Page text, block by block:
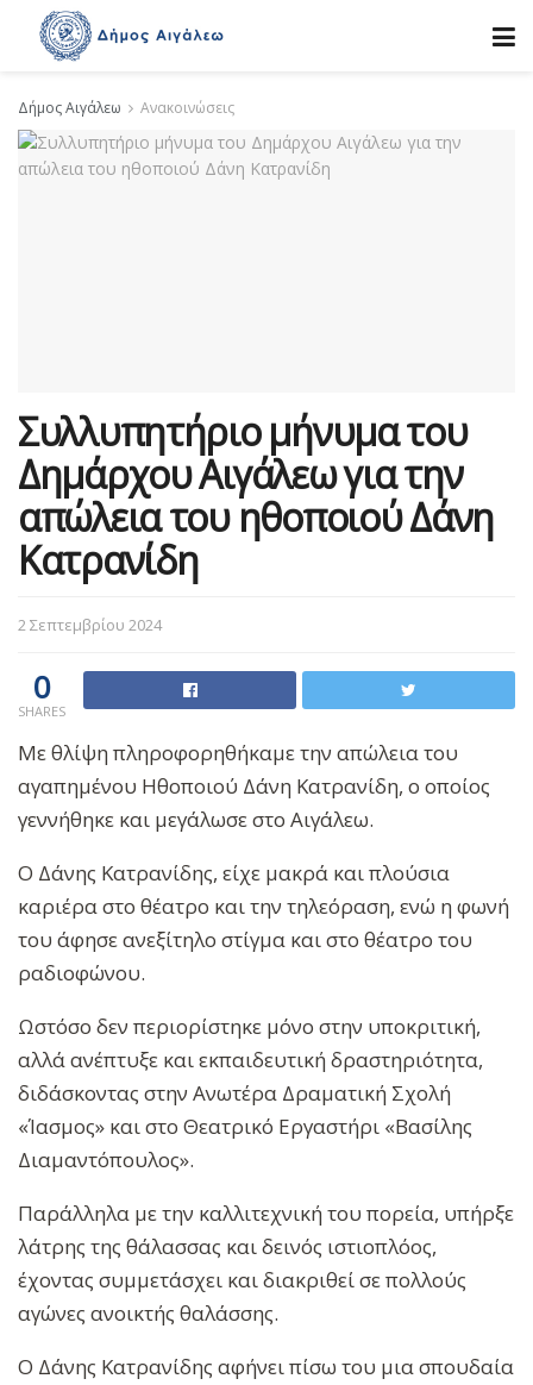
Δήμος Αιγάλεω Ανακοινώσεις
Συλλυπητήριο μήνυμα του
Δημάρχου Αιγάλεω για την
απώλεια του ηθοποιού Δάνη
Κατρανίδη
2 Σεπτεμβρίου 2024
0
SHARES
Με θλίψη πληροφορηθήκαμε την απώλεια του
αγαπημένου Ηθοποιού Δάνη Κατρανίδη, ο οποίος
γεννήθηκε και μεγάλωσε στο Αιγάλεω.
Ο Δάνης Κατρανίδης, είχε μακρά και πλούσια
καριέρα στο θέατρο και την τηλεόραση, ενώ η φωνή
του άφησε ανεξίτηλο στίγμα και στο θέατρο του
ραδιοφώνου.
Ωστόσο δεν περιορίστηκε μόνο στην υποκριτική,
αλλά ανέπτυξε και εκπαιδευτική δραστηριότητα,
διδάσκοντας στην Ανωτέρα Δραματική Σχολή
«Ίασμος» και στο Θεατρικό Εργαστήρι «Βασίλης
Διαμαντόπουλος».
Παράλληλα με την καλλιτεχνική του πορεία, υπήρξε
λάτρης της θάλασσας και δεινός ιστιοπλόος,
έχοντας συμμετάσχει και διακριθεί σε πολλούς
αγώνες ανοικτής θαλάσσης.
Ο Δάνης Κατρανίδης αφήνει πίσω του μια σπουδαία